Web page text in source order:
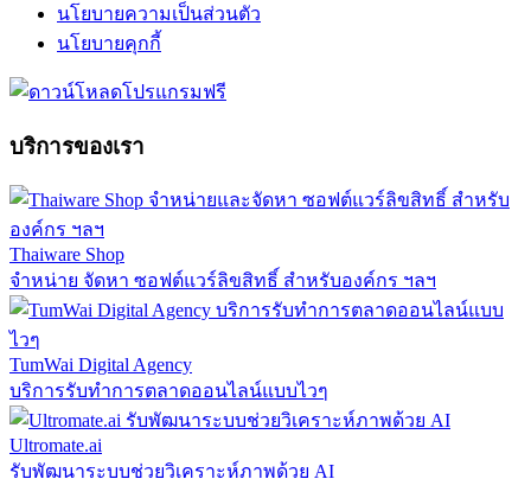
นโยบายความเป็นส่วนตัว
นโยบายคุกกี้
บริการของเรา
Thaiware Shop
จำหน่าย จัดหา ซอฟต์แวร์ลิขสิทธิ์ สำหรับองค์กร ฯลฯ
TumWai Digital Agency
บริการรับทำการตลาดออนไลน์แบบไวๆ
Ultromate.ai
รับพัฒนาระบบช่วยวิเคราะห์ภาพด้วย AI